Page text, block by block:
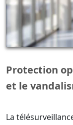
Protection
et le
La